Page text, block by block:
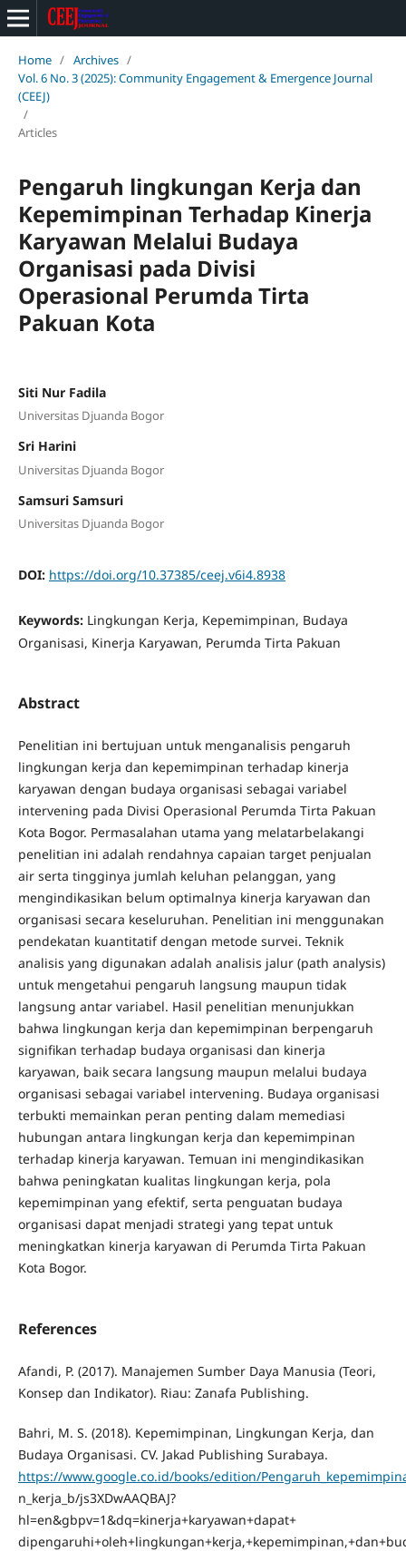
Home / Archives /
Vol. 6 No. 3 (2025): Community Engagement & Emergence Journal
(CEEJ)
/
Articles
Pengaruh lingkungan Kerja dan
Kepemimpinan Terhadap Kinerja
Karyawan Melalui Budaya
Organisasi pada Divisi
Operasional Perumda Tirta
Pakuan Kota
Siti Nur Fadila
Universitas Djuanda Bogor
Sri Harini
Universitas Djuanda Bogor
Samsuri Samsuri
Universitas Djuanda Bogor
DOI: https://doi.org/10.37385/ceej.v6i4.8938
Keywords: Lingkungan Kerja, Kepemimpinan, Budaya
Organisasi, Kinerja Karyawan, Perumda Tirta Pakuan
Abstract
Penelitian ini bertujuan untuk menganalisis pengaruh
lingkungan kerja dan kepemimpinan terhadap kinerja
karyawan dengan budaya organisasi sebagai variabel
intervening pada Divisi Operasional Perumda Tirta Pakuan
Kota Bogor. Permasalahan utama yang melatarbelakangi
penelitian ini adalah rendahnya capaian target penjualan
air serta tingginya jumlah keluhan pelanggan, yang
mengindikasikan belum optimalnya kinerja karyawan dan
organisasi secara keseluruhan. Penelitian ini menggunakan
pendekatan kuantitatif dengan metode survei. Teknik
analisis yang digunakan adalah analisis jalur (path analysis)
untuk mengetahui pengaruh langsung maupun tidak
langsung antar variabel. Hasil penelitian menunjukkan
bahwa lingkungan kerja dan kepemimpinan berpengaruh
signifikan terhadap budaya organisasi dan kinerja
karyawan, baik secara langsung maupun melalui budaya
organisasi sebagai variabel intervening. Budaya organisasi
terbukti memainkan peran penting dalam memediasi
hubungan antara lingkungan kerja dan kepemimpinan
terhadap kinerja karyawan. Temuan ini mengindikasikan
bahwa peningkatan kualitas lingkungan kerja, pola
kepemimpinan yang efektif, serta penguatan budaya
organisasi dapat menjadi strategi yang tepat untuk
meningkatkan kinerja karyawan di Perumda Tirta Pakuan
Kota Bogor.
References
Afandi, P. (2017). Manajemen Sumber Daya Manusia (Teori,
Konsep dan Indikator). Riau: Zanafa Publishing.
Bahri, M. S. (2018). Kepemimpinan, Lingkungan Kerja, dan
Budaya Organisasi. CV. Jakad Publishing Surabaya.
https://www.google.co.id/books/edition/
n_kerja_b/js3XDwAAQBAJ?
hl=en&gbpv=1&dq=kinerja+karyawan+dapat+